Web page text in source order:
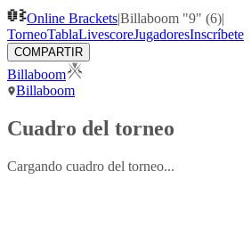
Online Brackets|Billaboom "9" (6)|
TorneoTablaLivescoreJugadoresInscríbete
COMPARTIR
Billaboom
Billaboom
Cuadro del torneo
Cargando cuadro del torneo...